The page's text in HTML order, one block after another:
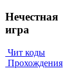
Нечестная
игра
Чит коды
Прохождения